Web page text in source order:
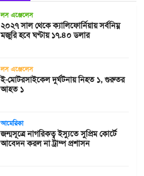
লস এঞ্জেলেস
২০২৭ সাল থেকে ক্যালিফোর্নিয়ায় সর্বনিম্ন
মজুরি হবে ঘণ্টায় ১৭.৪০ ডলার
লস এঞ্জেলেস
ই-মোটরসাইকেল দুর্ঘটনায় নিহত ১, গুরুতর
আহত ১
আমেরিকা
জন্মসূত্রে নাগরিকত্ব ইস্যুতে সুপ্রিম কোর্টে
আবেদন করল না ট্রাম্প প্রশাসন